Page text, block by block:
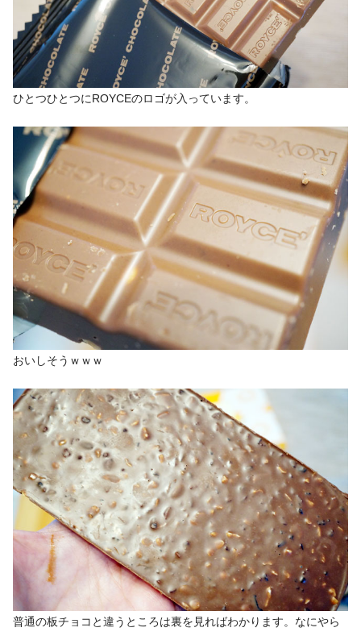
ひとつひとつにROYCEのロゴが入っています。
おいしそうｗｗｗ
普通の板チョコと違うところは裏を見ればわかります。なにやら